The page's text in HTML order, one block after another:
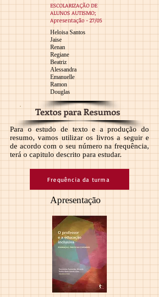
ESCOLARIZAÇÃO DE
ALUNOS AUTISMO;
Apresentação - 27/05
Heloisa Santos
Jaise
Renan
Regiane
Beatriz
Alessandra
Emanuelle
Ramon
Douglas
Textos para Resumos
Para o estudo de texto e a produção do
resumo, vamos utilizar os livros a seguir e
de acordo com o seu número na frequência,
terá o capitulo descrito para estudar.
Frequência da turma
Apresentação